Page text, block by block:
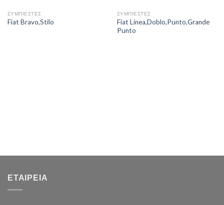
ΣΥΜΠΙΕΣΤΕΣ
Fiat Bravo,Stilo
ΣΥΜΠΙΕΣΤΕΣ
Fiat Linea,Doblo,Punto,Grande
Punto
ΕΤΑΙΡΕΊΑ